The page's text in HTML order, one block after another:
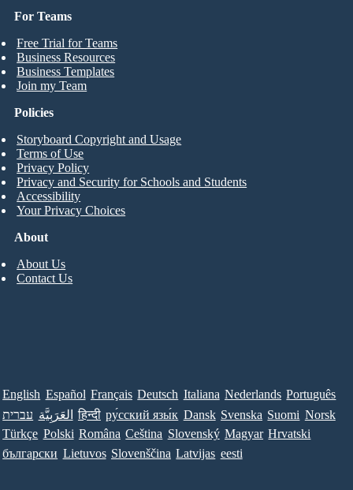
For Teams
Free Trial for Teams
Business Resources
Business Templates
Join my Team
About
About Us
Contact Us
Policies
Storyboard Copyright and Usage
Terms of Use
Privacy Policy
Privacy and Security for Schools and Students
Accessibility
Your Privacy Choices
English Español Français Deutsch Italiana Nederlands Português
עברית العَرَبِيَّة हिन्दी ру́сский язы́к Dansk Svenska Suomi Norsk
Türkçe Polski Româna Ceština Slovenský Magyar Hrvatski
български Lietuvos Slovenščina Latvijas eesti